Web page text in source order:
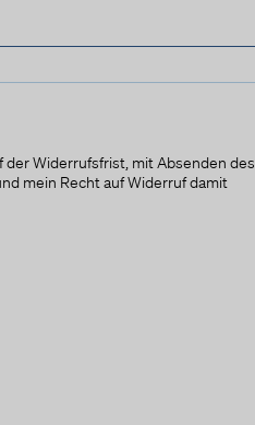
Widerrufsfrist, mit Absenden des
mein Recht auf Widerruf damit